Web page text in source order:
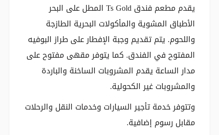
يقدم مطعم فندق Ts Gold المطل على البحر
الأطباق المشوية والمأكولات البحرية الطازجة
واللحوم. يتم تقديم وجبة الإفطار على طراز البوفيه
المفتوح في الفندق. كما يتوفر مقهى مفتوح على
مدار الساعة يقدم المشروبات الساخنة والباردة
والمشروبات غير الكحولية.
وتتوفر خدمة تأجير السيارات وخدمات النقل والرحلات
مقابل رسوم إضافية.